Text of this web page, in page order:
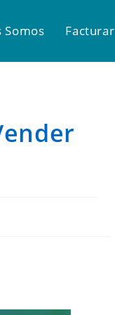
Somos Facturar